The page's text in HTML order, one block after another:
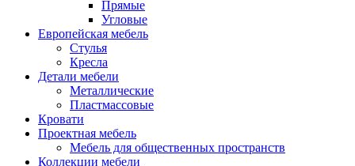
Прямые
Угловые
Европейская мебель
Стулья
Кресла
Детали мебели
Металлические
Пластмассовые
Кровати
Проектная мебель
Мебель для общественных пространств
Коллекции мебели